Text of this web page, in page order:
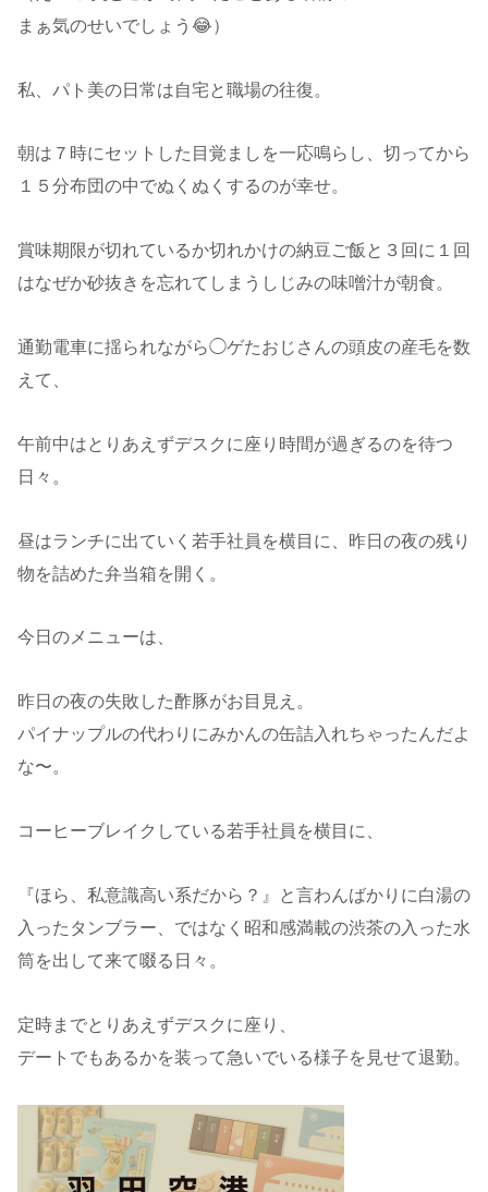
まぁ気のせいでしょう😂）
私、パト美の日常は自宅と職場の往復。
朝は７時にセットした目覚ましを一応鳴らし、切ってから
１５分布団の中でぬくぬくするのが幸せ。
賞味期限が切れているか切れかけの納豆ご飯と３回に１回
はなぜか砂抜きを忘れてしまうしじみの味噌汁が朝食。
通勤電車に揺られながら◯ゲたおじさんの頭皮の産毛を数
えて、
午前中はとりあえずデスクに座り時間が過ぎるのを待つ
日々。
昼はランチに出ていく若手社員を横目に、昨日の夜の残り
物を詰めた弁当箱を開く。
今日のメニューは、
昨日の夜の失敗した酢豚がお目見え。
パイナップルの代わりにみかんの缶詰入れちゃったんだよ
な〜。
コーヒーブレイクしている若手社員を横目に、
『ほら、私意識高い系だから？』と言わんばかりに白湯の
入ったタンブラー、ではなく昭和感満載の渋茶の入った水
筒を出して来て啜る日々。
定時までとりあえずデスクに座り、
デートでもあるかを装って急いでいる様子を見せて退勤。